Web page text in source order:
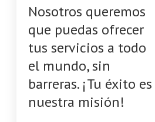
Nosotros queremos
que puedas ofrecer
tus servicios a todo
el mundo, sin
barreras. ¡Tu éxito es
nuestra misión!